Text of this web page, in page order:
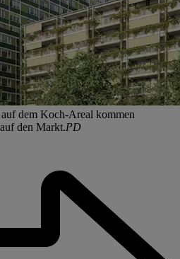
dem Koch-Areal kommen
den Markt.PD